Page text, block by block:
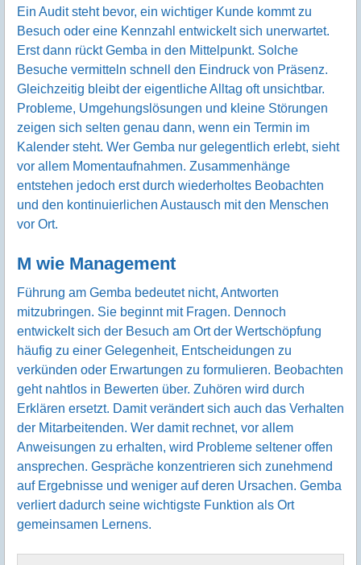
Ein Audit steht bevor, ein wichtiger Kunde kommt zu
Besuch oder eine Kennzahl entwickelt sich unerwartet.
Erst dann rückt Gemba in den Mittelpunkt. Solche
Besuche vermitteln schnell den Eindruck von Präsenz.
Gleichzeitig bleibt der eigentliche Alltag oft unsichtbar.
Probleme, Umgehungslösungen und kleine Störungen
zeigen sich selten genau dann, wenn ein Termin im
Kalender steht. Wer Gemba nur gelegentlich erlebt, sieht
vor allem Momentaufnahmen. Zusammenhänge
entstehen jedoch erst durch wiederholtes Beobachten
und den kontinuierlichen Austausch mit den Menschen
vor Ort.
M wie Management
Führung am Gemba bedeutet nicht, Antworten
mitzubringen. Sie beginnt mit Fragen. Dennoch
entwickelt sich der Besuch am Ort der Wertschöpfung
häufig zu einer Gelegenheit, Entscheidungen zu
verkünden oder Erwartungen zu formulieren. Beobachten
geht nahtlos in Bewerten über. Zuhören wird durch
Erklären ersetzt. Damit verändert sich auch das Verhalten
der Mitarbeitenden. Wer damit rechnet, vor allem
Anweisungen zu erhalten, wird Probleme seltener offen
ansprechen. Gespräche konzentrieren sich zunehmend
auf Ergebnisse und weniger auf deren Ursachen. Gemba
verliert dadurch seine wichtigste Funktion als Ort
gemeinsamen Lernens.